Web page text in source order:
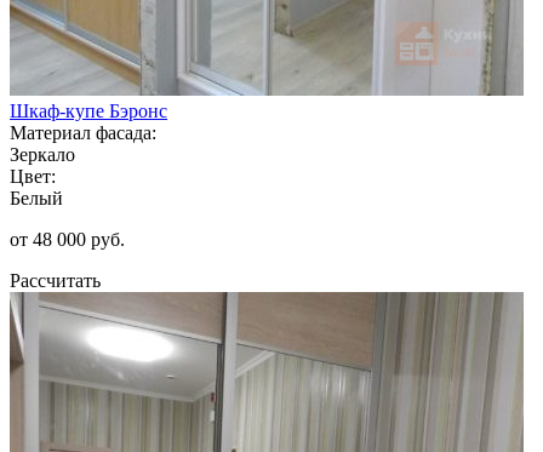
Шкаф-купе Бэронс
Материал фасада:
Зеркало
Цвет:
Белый
от 48 000 руб.
Рассчитать